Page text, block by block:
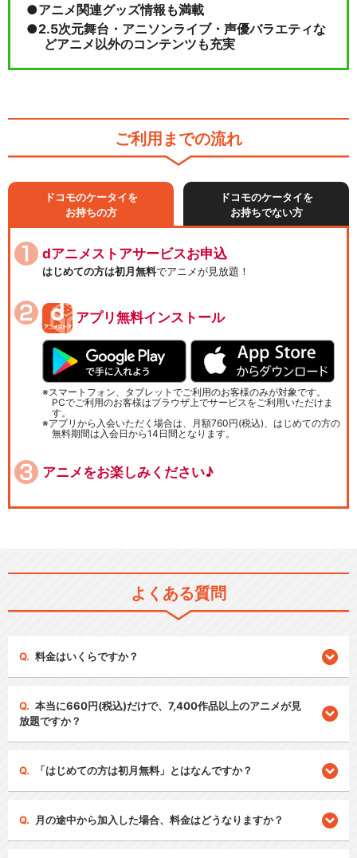
アニメ関連グッズ情報も満載
2.5次元舞台・アニソンライブ・声優バラエティな
どアニメ以外のコンテンツも充実
ご利用までの流れ
ドコモのケータイを
お持ちの方
ドコモのケータイを
お持ちでない方
dアニメストアサービスお申込
はじめての方は初月無料でアニメが見放題！
アプリ無料インストール
スマートフォン、タブレットでご利用のお客様のみが対象です。
PCでご利用のお客様はブラウザ上でサービスをご利用いただけま
す。
アプリから入会いただく場合は、月額760円(税込)、はじめての方の
無料期間は入会日から14日間となります。
アニメをお楽しみください♪
よくある質問
料金はいくらですか？
本当に660円(税込)だけで、7,400作品以上のアニメが見
放題ですか？
「はじめての方は初月無料」とはなんですか？
月の途中から加入した場合、料金はどうなりますか？